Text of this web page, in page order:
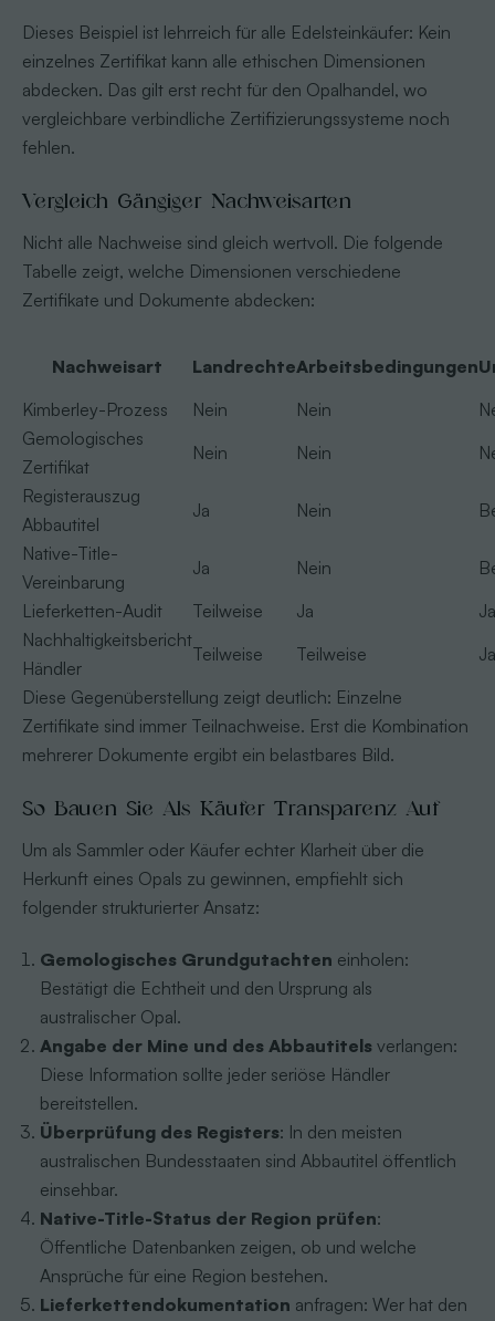
Dieses Beispiel ist lehrreich für alle Edelsteinkäufer: Kein
einzelnes Zertifikat kann alle ethischen Dimensionen
abdecken. Das gilt erst recht für den Opalhandel, wo
vergleichbare verbindliche Zertifizierungssysteme noch
fehlen.
Vergleich Gängiger Nachweisarten
Nicht alle Nachweise sind gleich wertvoll. Die folgende
Tabelle zeigt, welche Dimensionen verschiedene
Zertifikate und Dokumente abdecken:
Nachweisart LandrechteArbeitsbedingungen
Kimberley-Prozess
Nein Nein
Gemologisches
Zertifikat
Nein Nein
Registerauszug
Abbautitel
Ja Nein
Native-Title-
Vereinbarung
Ja Nein
Lieferketten-Audit
Teilweise Ja
Ja
Nachhaltigkeitsbericht
Händler
Teilweise Teilweise
Ja
Diese Gegenüberstellung zeigt deutlich: Einzelne
Zertifikate sind immer Teilnachweise. Erst die Kombination
mehrerer Dokumente ergibt ein belastbares Bild.
So Bauen Sie Als Käufer Transparenz Auf
Um als Sammler oder Käufer echter Klarheit über die
Herkunft eines Opals zu gewinnen, empfiehlt sich
folgender strukturierter Ansatz:
Gemologisches Grundgutachten einholen:
Bestätigt die Echtheit und den Ursprung als
australischer Opal.
Angabe der Mine und des Abbautitels verlangen:
Diese Information sollte jeder seriöse Händler
bereitstellen.
Überprüfung des Registers: In den meisten
australischen Bundesstaaten sind Abbautitel öffentlich
einsehbar.
Native-Title-Status der Region prüfen:
Öffentliche Datenbanken zeigen, ob und welche
Ansprüche für eine Region bestehen.
Lieferkettendokumentation anfragen: Wer hat den